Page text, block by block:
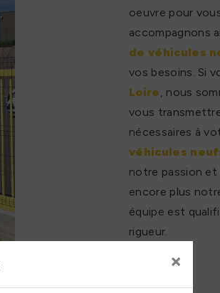
×
oeuvre pour
accompagnons
de véhicules
vos besoins. Si
Loire, nous
vous
nécessaires à
véhicules
notre passion
encore plus
équipe est
rigueur.